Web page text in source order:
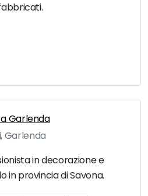
Garlenda
Garlenda
in decorazione e
in provincia di Savona.